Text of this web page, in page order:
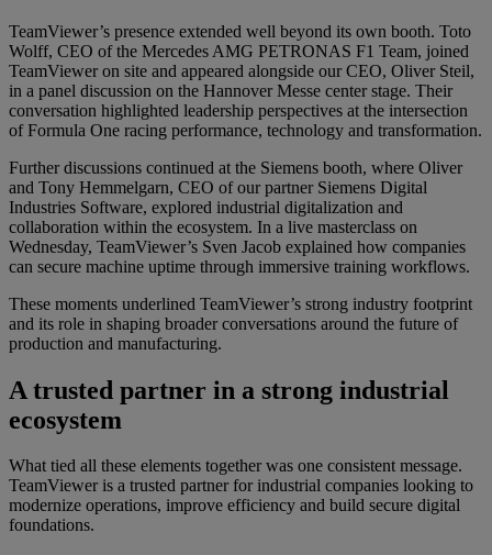
TeamViewer’s presence extended well beyond its own booth. Toto
Wolff, CEO of the Mercedes AMG PETRONAS F1 Team, joined
TeamViewer on site and appeared alongside our CEO, Oliver Steil,
in a panel discussion on the Hannover Messe center stage. Their
conversation highlighted leadership perspectives at the intersection
of Formula One racing performance, technology and transformation.
Further discussions continued at the Siemens booth, where Oliver
and Tony Hemmelgarn, CEO of our partner Siemens Digital
Industries Software, explored industrial digitalization and
collaboration within the ecosystem. In a live masterclass on
Wednesday, TeamViewer’s Sven Jacob explained how companies
can secure machine uptime through immersive training workflows.
These moments underlined TeamViewer’s strong industry footprint
and its role in shaping broader conversations around the future of
production and manufacturing.
A trusted partner in a strong industrial
ecosystem
What tied all these elements together was one consistent message.
TeamViewer is a trusted partner for industrial companies looking to
modernize operations, improve efficiency and build secure digital
foundations.